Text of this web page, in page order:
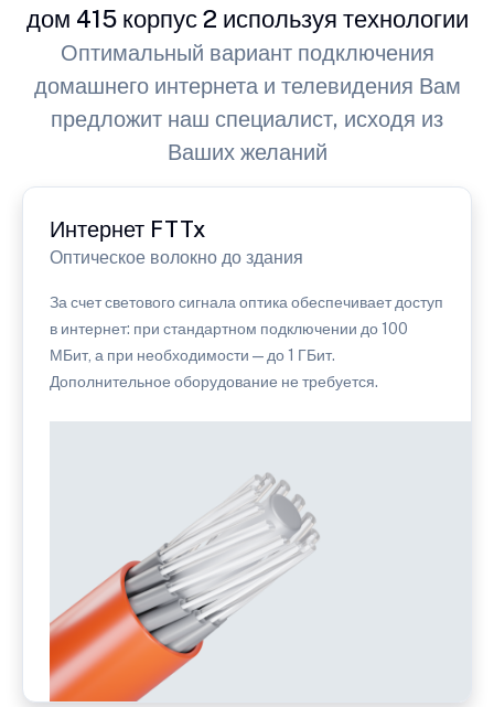
дом 415 корпус 2 используя технологии
Оптимальный вариант подключения
домашнего интернета и телевидения Вам
предложит наш специалист, исходя из
Ваших желаний
Интернет FTTx
Оптическое волокно до здания
За счет светового сигнала оптика обеспечивает доступ
в интернет: при стандартном подключении до 100
МБит, а при необходимости — до 1 ГБит.
Дополнительное оборудование не требуется.